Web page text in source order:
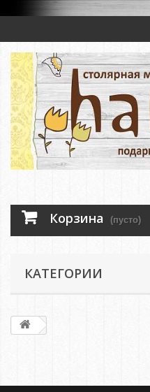
Корзина (пусто)
КАТЕГОРИИ